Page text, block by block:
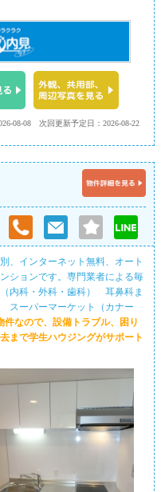
次回更新予定日：2026-08-22
08-08
、インターネット無料、オート
ションです。専門業者による毎
内科・外科・歯科） 耳鼻科ま
ーパーマーケット（カナー
なので、設備トラブル、困り
まで学生ハウジングがサポート